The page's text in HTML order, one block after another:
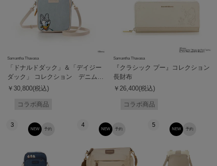
Samantha Thavasa
「ドナルドダック」＆「デイジー
ダック」 コレクション デニム調
ショルダーバッグ（デイジーダッ
￥30,800(税込)
コラボ商品
Samantha Thavasa
『クラシック プー』コレクション
長財布
￥26,400(税込)
コラボ商品
3
予約
NEW
4
予約
NEW
5
予約
NEW